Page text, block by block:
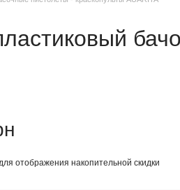
для отображения накопительной скидки